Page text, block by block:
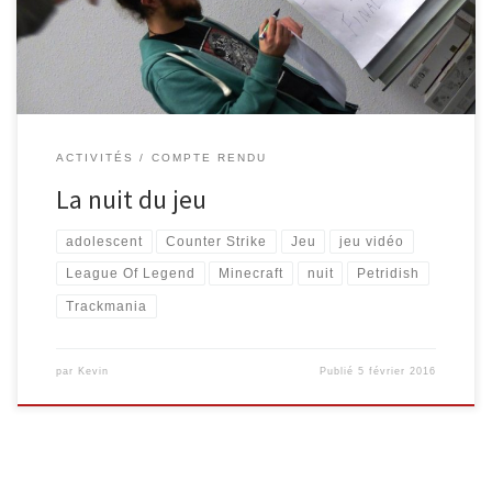
dédiée au jeu, dont le jeu vidéo. Un programme concerté a été
mis […]
ACTIVITÉS COMPTE RENDU
La nuit du jeu
adolescent Counter Strike Jeu jeu vidéo
League Of Legend Minecraft nuit Petridish
Trackmania
par Kevin Publié5 février 2016